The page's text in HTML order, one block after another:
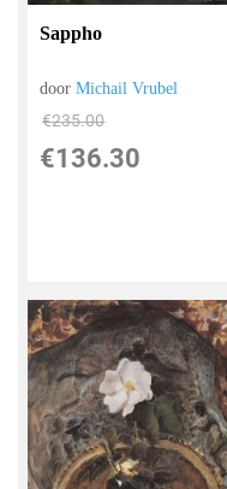
Sappho
doorMichail Vrubel
€235.00
€136.30